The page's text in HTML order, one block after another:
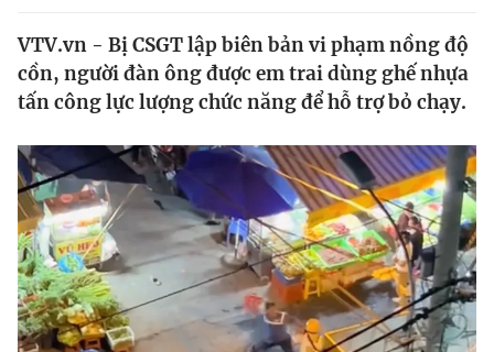
Thế giới
Thế giới đó đây
Câu chuyện quốc tế
Kinh tế
Tài chính
Thị trường
Góc doanh nghiệp
Dữ liệu và đời sống
Truyền hình
Phim VTV
Giải trí
VTV.vn - Bị CSGT lập biên bản vi phạm nồng độ
cồn, người đàn ông được em trai dùng ghế nhựa
tấn công lực lượng chức năng để hỗ trợ bỏ chạy.